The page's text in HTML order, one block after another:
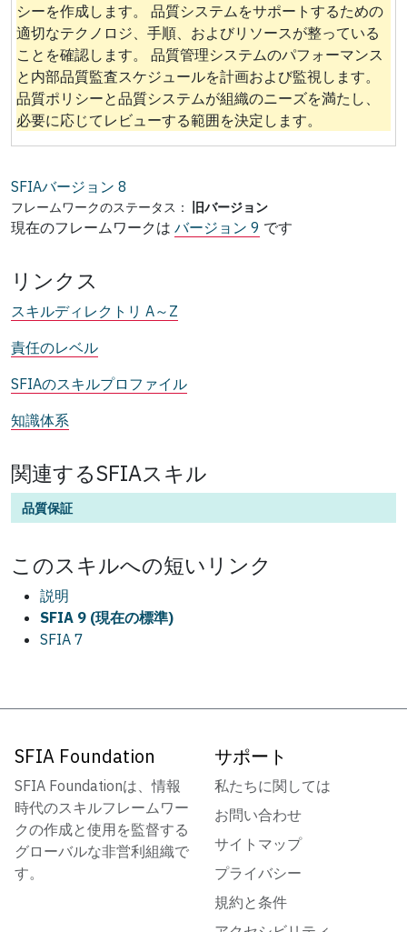
シーを作成します。 品質システムをサポートするための
適切なテクノロジ、手順、およびリソースが整っている
ことを確認します。 品質管理システムのパフォーマンス
と内部品質監査スケジュールを計画および監視します。
品質ポリシーと品質システムが組織のニーズを満たし、
必要に応じてレビューする範囲を決定します。
SFIAバージョン 8
フレームワークのステータス： 旧バージョン
現在のフレームワークは バージョン 9 です
リンクス
スキルディレクトリ A～Z
責任のレベル
SFIAのスキルプロファイル
知識体系
関連するSFIAスキル
品質保証
このスキルへの短いリンク
説明
SFIA 9 (現在の標準)
SFIA 7
SFIA Foundation
SFIA Foundationは、情報
時代のスキルフレームワー
クの作成と使用を監督する
グローバルな非営利組織で
す。
サポート
私たちに関しては
お問い合わせ
サイトマップ
プライバシー
規約と条件